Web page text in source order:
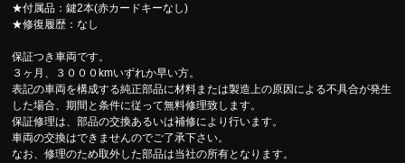
★付属品：鍵2本(赤カードキーなし)
★修復履歴：なし
保証つき車両です。
３ヶ月、３０００kmいずれか早い方。
表記の車両を構成する純正部品に材料または製造上の原因による不具合が発生
した場合、期間と条件に従って無料修理致します。
保証修理は、部品の交換あるいは補修により行います。
車両の交換はできませんのでご了承下さい。
なお、修理のため取外した部品は当社の所有となります。